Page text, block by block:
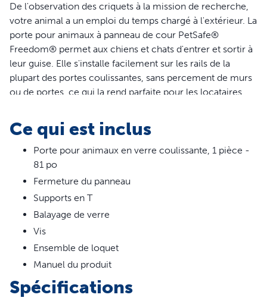
De l'observation des criquets à la mission de recherche,
votre animal a un emploi du temps chargé à l'extérieur. La
porte pour animaux à panneau de cour PetSafe®
Freedom® permet aux chiens et chats d'entrer et sortir à
leur guise. Elle s'installe facilement sur les rails de la
plupart des portes coulissantes, sans percement de murs
ou de portes, ce qui la rend parfaite pour les locataires.
en verre trempé incassable, elle a une fermeture
magnétique qui isole de la chaleur et du froid extérieurs.
Lorsqu'il est temps pour vos animaux de vous rejoindre à
l'intérieur, le panneau de fermeture coulissant aide à les
maintenir à l'intérieur avec leurs humains. La porte à
panneau de cour est disponible en plusieurs tailles et
coloris, pour vous permettre de choisir celle qui convient
le mieux à votre animal et à votre maison. PetSafe® vous
aide à veiller sur la santé, la sécurité et le bonheur de vos
animaux de compagnie.
Caractéristiques
Installation rapide : Projet simple à monter soi-même
Ce qui est inclus
Porte pour animaux en verre coulissante, 1 pièce -
81 po
Fermeture du panneau
Supports en T
Balayage de verre
Vis
Ensemble de loquet
Manuel du produit
Spécifications